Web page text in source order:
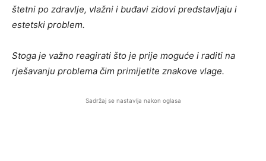
štetni po zdravlje, vlažni i buđavi zidovi predstavljaju i
estetski problem.
Stoga je važno reagirati što je prije moguće i raditi na
rješavanju problema čim primijetite znakove vlage.
Sadržaj se nastavlja nakon oglasa